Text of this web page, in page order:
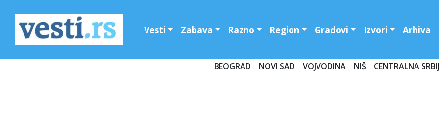
Vesti Zabava Razno Region Gradovi Izvori Arhiva
BEOGRAD NOVI SAD VOJVODINA NIŠ CENTRALNA